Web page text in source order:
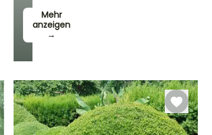
Mehr
anzeigen
→